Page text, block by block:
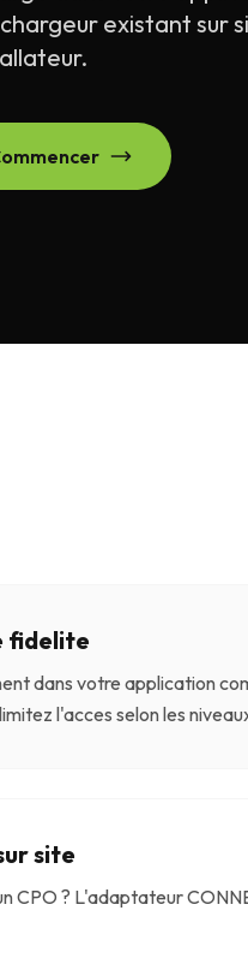
existant sur
fidelite
dans votre application
l'acces selon les
site
CPO ? L'adaptateur